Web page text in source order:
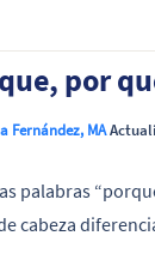
por
Fernández, MA
palabras
cabeza